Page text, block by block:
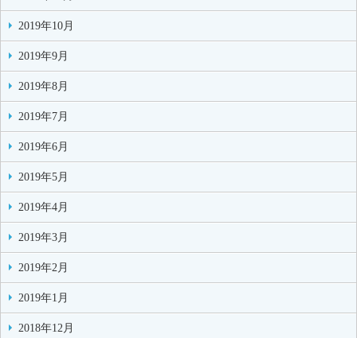
2019年10月
2019年9月
2019年8月
2019年7月
2019年6月
2019年5月
2019年4月
2019年3月
2019年2月
2019年1月
2018年12月